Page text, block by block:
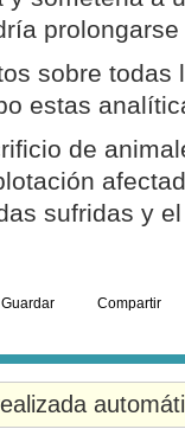
sobre todas
estas
de
sufridas y
Guardar Compartir